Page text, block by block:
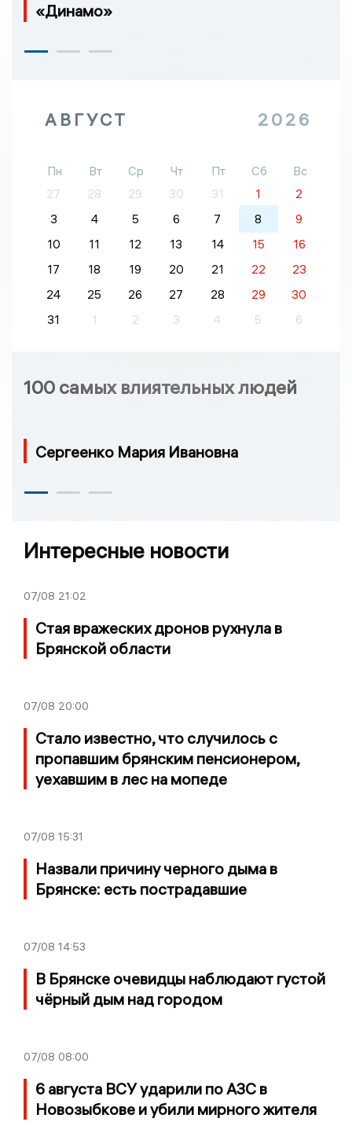
«Динамо»
АВГУСТ 2026
Пн Вт Ср Чт Пт Сб
Вс
27
28 29 30 31 1
2
3
4 5 6 7 8
9
10
11 12 13 14 15
16
17
18 19 20 21 22
23
24
25 26 27 28 29
30
31
1 2 3 4 5 6
100 самых влиятельных людей
Сергеенко Мария Ивановна
Интересные новости
07/08 21:02
Стая вражеских дронов рухнула в
Брянской области
07/08 20:00
Стало известно, что случилось с
пропавшим брянским пенсионером,
уехавшим в лес на мопеде
07/08 15:31
Назвали причину черного дыма в
Брянске: есть пострадавшие
07/08 14:53
В Брянске очевидцы наблюдают густой
чёрный дым над городом
07/08 08:00
6 августа ВСУ ударили по АЗС в
Новозыбкове и убили мирного жителя